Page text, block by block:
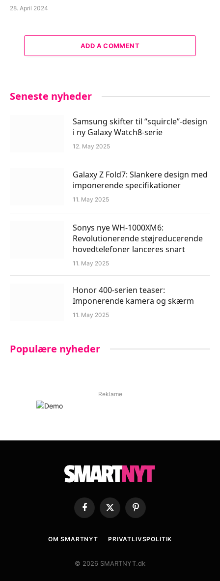
28. April 2024
ADD A COMMENT
Seneste nyheder
Samsung skifter til “squircle”-design
i ny Galaxy Watch8-serie
12. May 2025
Galaxy Z Fold7: Slankere design med
imponerende specifikationer
11. May 2025
Sonys nye WH-1000XM6:
Revolutionerende støjreducerende
hovedtelefoner lanceres snart
11. May 2025
Honor 400-serien teaser:
Imponerende kamera og skærm
11. May 2025
Populære nyheder
Reklame
Facebook
X
(Twitter)
Pinterest
OM SMARTNYT PRIVATLIVSPOLITIK
© 2026 SMARTNYT.dk